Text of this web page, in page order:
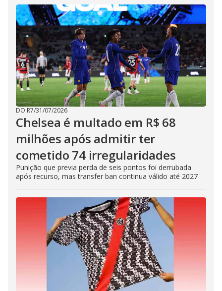
DO R7/31/07/2026
Chelsea é multado em R$ 68
milhões após admitir ter
cometido 74 irregularidades
Punição que previa perda de seis pontos foi derrubada
após recurso, mas transfer ban continua válido até 2027